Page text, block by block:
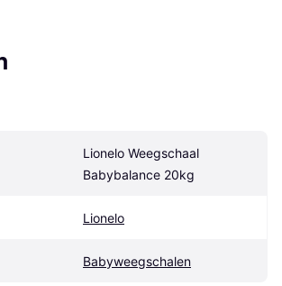
Lionelo Weegschaal
Babybalance 20kg
Lionelo
Babyweegschalen